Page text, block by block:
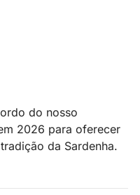
do nosso
2026 para oferecer
da Sardenha.
você a descobrir as